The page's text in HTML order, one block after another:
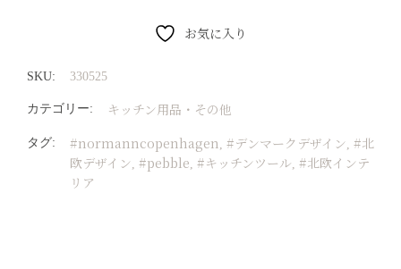
お気に入り
SKU: 330525
カテゴリー: キッチン用品・その他
タグ: #normanncopenhagen, #デンマークデザイン, #北
欧デザイン, #pebble, #キッチンツール, #北欧インテ
リア